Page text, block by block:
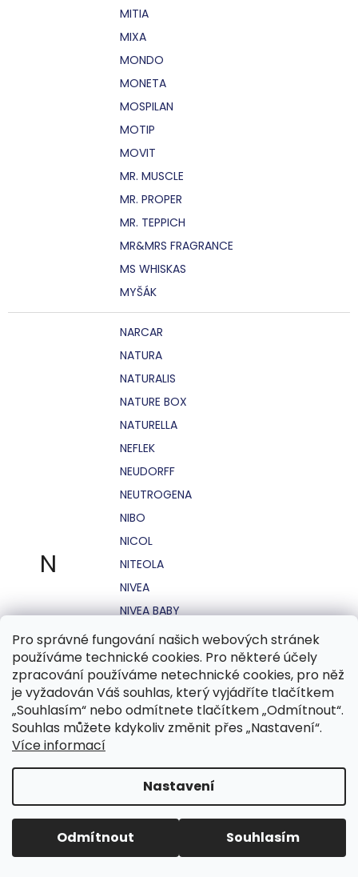
Pro správné fungování našich webových stránek
používáme technické cookies. Pro některé účely
zpracování používáme netechnické cookies, pro něž
je vyžadován Váš souhlas, který vyjádříte tlačítkem
„Souhlasím“ nebo odmítnete tlačítkem „Odmítnout“.
Souhlas můžete kdykoliv změnit přes „Nastavení“.
Více informací
Nastavení
Odmítnout Souhlasím
MITIA
MIXA
MONDO
MONETA
MOSPILAN
MOTIP
MOVIT
MR. MUSCLE
MR. PROPER
MR. TEPPICH
MR&MRS FRAGRANCE
MS WHISKAS
MYŠÁK
N
NARCAR
NATURA
NATURALIS
NATURE BOX
NATURELLA
NEFLEK
NEUDORFF
NEUTROGENA
NIBO
NICOL
NITEOLA
NIVEA
NIVEA BABY
NIVEA MEN
NIVEA SUN
NO STRESS
NOHEL GARDEN
NORDICS
NUK
O.B.
OASIS